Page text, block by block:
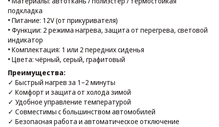
подкладка
• Питание: 12V (от прикуривателя)
• Функции: 2 режима нагрева, защита от перегрева, световой
индикатор
• Комплектация: 1 или 2 передних сиденья
• Цвета: чёрный, серый, графитовый
Преимущества:
✓ Быстрый нагрев за 1–2 минуты
✓ Комфорт и защита от холода зимой
✓ Удобное управление температурой
✓ Совместимы с большинством автомобилей
✓ Безопасная работа и автоматическое отключение